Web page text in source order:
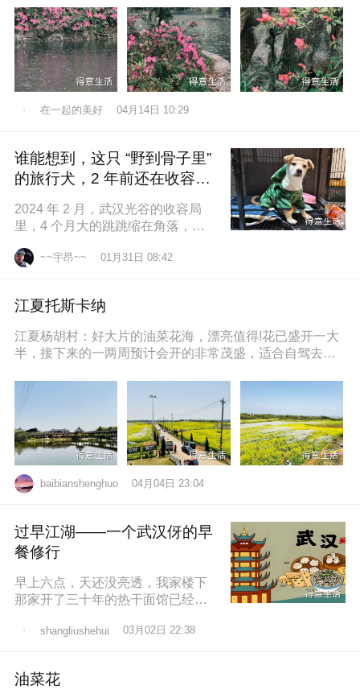
在一起的美好 04月14日 10:29
谁能想到，这只 “野到骨子里”
的旅行犬，2 年前还在收容所
2024 年 2 月，武汉光谷的收容局
里，4 个月大的跳跳缩在角落，土
的眼睛怯生生望着来人。我们俱乐
~~宇昂~~ 01月31日 08:42
江夏托斯卡纳
江夏杨胡村：好大片的油菜花海，漂亮值得!花已盛开一大
半，接下来的一两周预计会开的非常茂盛，适合自驾去拍
baibianshenghuo 04月04日 23:04
过早江湖——一个武汉伢的早
餐修行
早上六点，天还没亮透，我家楼下
那家开了三十年的热干面馆已经排
速快得像弹钢琴。一勺芝麻酱、半
shangliushehui 03月02日 22:38
油菜花